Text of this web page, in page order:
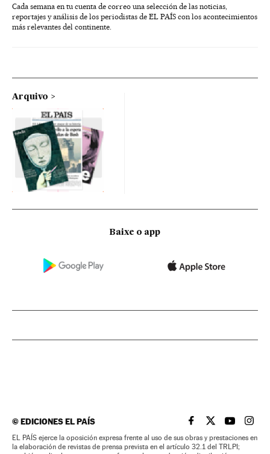
Cada semana en tu cuenta de correo una selección de las noticias,
reportajes y análisis de los periodistas de EL PAÍS con los acontecimientos
más relevantes del continente.
Arquivo
Baixe o app
©EDICIONES EL PAÍS EL PAÍS BRASIL EN
EL PAÍSEL PAÍS
EL
EL PAÍS ejerce la oposición expresa frente al uso de sus obras y prestaciones en
la elaboración de revistas de prensa prevista en el artículo 32.1 del TRLPI;